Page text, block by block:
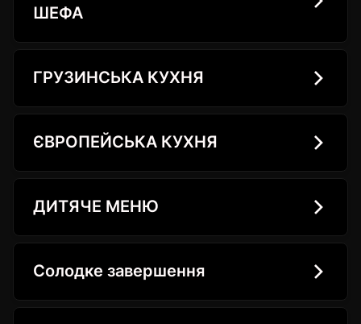
ШЕФА
ГРУЗИНСЬКА КУХНЯ
ЄВРОПЕЙСЬКА КУХНЯ
ДИТЯЧЕ МЕНЮ
Солодке завершення